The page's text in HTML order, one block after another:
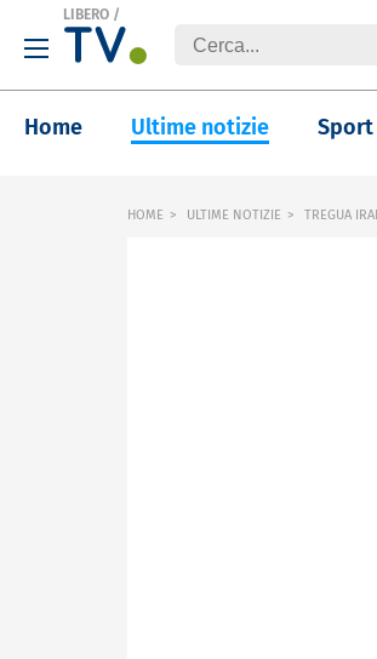
LIBERO /
Home Ultime notizie Sport
HOME ULTIME NOTIZIE TREGUA